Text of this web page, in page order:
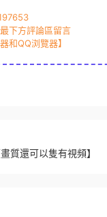
下方評論區留言
和QQ浏覽器】
質還可以隻有視頻】